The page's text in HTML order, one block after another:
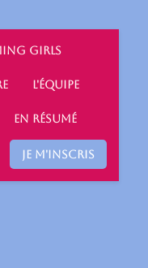
Girls
L'équipe
En résumé
JE M'INSCRIS